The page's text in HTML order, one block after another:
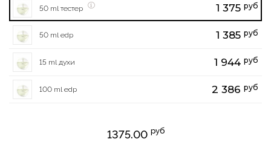
50 ml тестер 1 375 руб
50 ml edp 1 385 руб
15 ml духи 1 944 руб
100 ml edp 2 386 руб
1375.00 руб